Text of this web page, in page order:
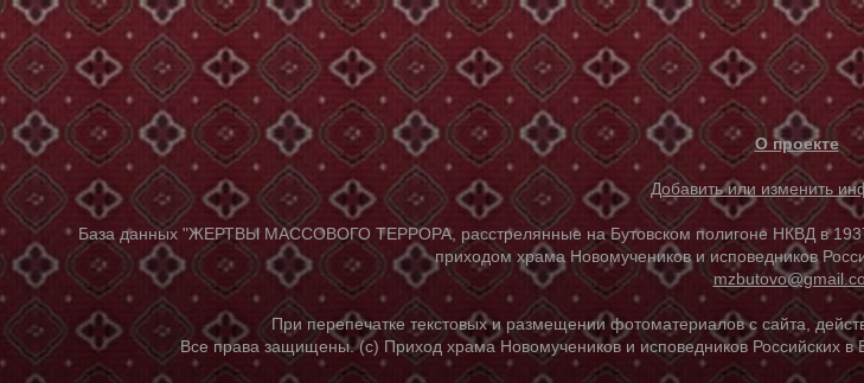
О проекте
Добавить или изменить
База данных "ЖЕРТВЫ МАССОВОГО ТЕРРОРА, расстрелянные на Бутовском полигоне НКВД в
приходом храма Новомучеников и исповедников
При перепечатке текстовых и размещении фотоматериалов с сайта,
Все права защищены. (с) Приход храма Новомучеников и исповедников Российских